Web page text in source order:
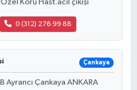
Koru Hast.acil çıkışı
0 (312) 276 99 88
Çankaya
Ayrancı Çankaya ANKARA